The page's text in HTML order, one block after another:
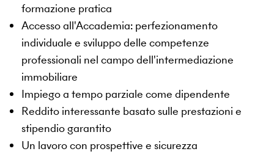
formazione pratica
Accesso all'Accademia: perfezionamento
individuale e sviluppo delle competenze
professionali nel campo dell'intermediazione
immobiliare
Impiego a tempo parziale come dipendente
Reddito interessante basato sulle prestazioni e
stipendio garantito
Un lavoro con prospettive e sicurezza